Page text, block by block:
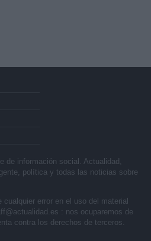
de información social. Actualidad,
política y todas las noticias sobre
error en el uso del material
: nos ocuparemos de
contra los derechos de terceros.